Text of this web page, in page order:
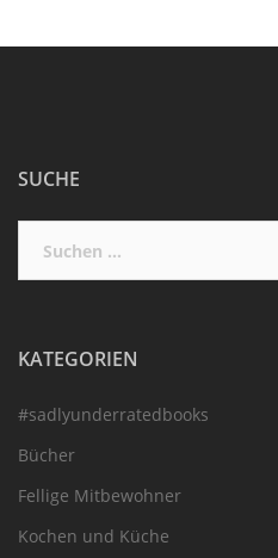
SUCHE
nach:
KATEGORIEN
#sadlyunderratedbooks
Bücher
Fellige Mitbewohner
Kochen und Küche